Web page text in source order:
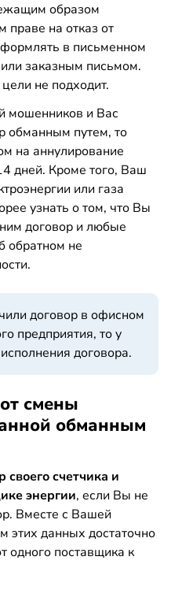
образом
на отказ от
в письменном
заказным письмом.
не подходит.
мошенников и Вас
обманным путем, то
на аннулирование
дней. Кроме того, Ваш
или газа
узнать о том, что Вы
договор и любые
обратном не
договор в офисном
предприятия, то у
договора.
смены
обманным
счетчика и
энергии, если Вы не
Вместе с Вашей
данных достаточно
одного поставщика к